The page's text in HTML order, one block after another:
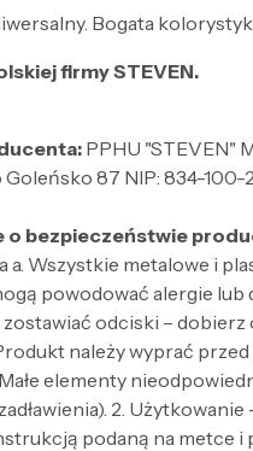
Bogata
firmy STEVEN.
PPHU "STEVEN"
Goleńsko 87 NIP: 834-100-
o bezpieczeństwie
a. Wszystkie metalowe i
powodować alergie lub
zostawiać odciski –
należy wyprać
elementy
2.
podaną na metce i